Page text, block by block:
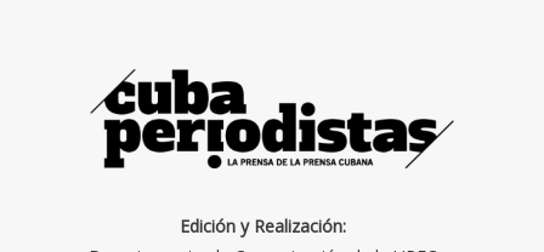
Edición y Realización: